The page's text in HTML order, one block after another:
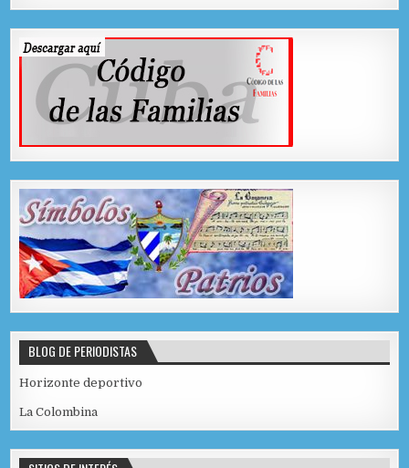
BLOG DE PERIODISTAS
Horizonte deportivo
La Colombina